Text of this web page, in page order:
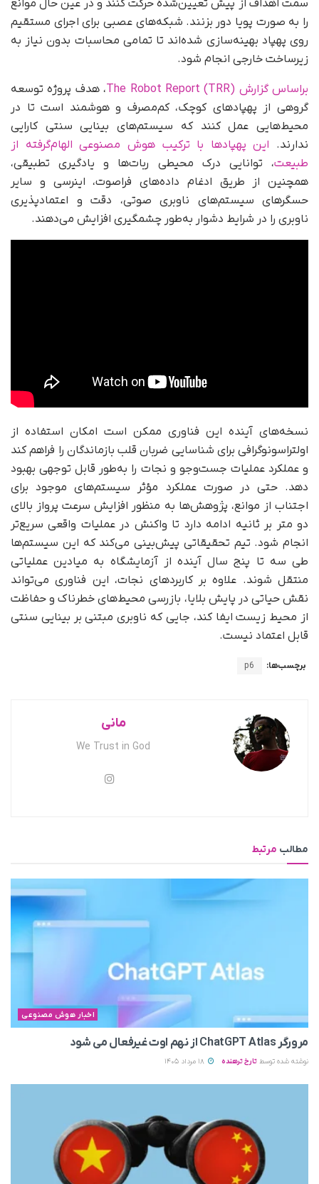
سمت اهداف از پیش تعیین‌شده حرکت کنند و در عین حال موانع
را به‌ صورت پویا دور بزنند. شبکه‌های عصبی برای اجرای مستقیم
روی پهپاد بهینه‌سازی شده‌اند تا تمامی محاسبات بدون نیاز به
زیرساخت خارجی انجام شود.
براساس گزارش The Robot Report (TRR)
، هدف پروژه توسعه
گروهی از پهپادهای کوچک، کم‌مصرف و هوشمند است تا در
محیط‌هایی عمل کنند که سیستم‌های بینایی سنتی کارایی
ندارند. این پهپادها با ترکیب هوش مصنوعی الهام‌گرفته از
طبیعت، توانایی درک محیطی ربات‌ها و یادگیری تطبیقی،
همچنین از طریق ادغام داده‌های فراصوت، اینرسی و سایر
حسگرهای سیستم‌های ناوبری صوتی، دقت و اعتمادپذیری
ناوبری را در شرایط دشوار به‌طور چشمگیری افزایش می‌دهند.
نسخه‌های آینده این فناوری ممکن است امکان استفاده از
اولتراسونوگرافی برای شناسایی ضربان قلب بازماندگان را فراهم کند
و عملکرد عملیات جست‌وجو و نجات را به‌طور قابل توجهی بهبود
دهد. حتی در صورت عملکرد مؤثر سیستم‌های موجود برای
اجتناب از موانع، پژوهش‌ها به منظور افزایش سرعت پرواز بالای
دو متر بر ثانیه ادامه دارد تا واکنش در عملیات واقعی سریع‌تر
انجام شود. تیم تحقیقاتی پیش‌بینی می‌کند که این سیستم‌ها
طی سه تا پنج سال آینده از آزمایشگاه به میادین عملیاتی
منتقل شوند. علاوه بر کاربردهای نجات، این فناوری می‌تواند
نقش حیاتی در پایش بلایا، بازرسی محیط‌های خطرناک و حفاظت
از محیط زیست ایفا کند، جایی که ناوبری مبتنی بر بینایی سنتی
قابل اعتماد نیست.
برچسب‌ها: p6
مانی
We Trust in God
مطالب مرتبط
اخبار هوش مصنوعی
مرورگر ChatGPT Atlas از نهم اوت غیرفعال می‌ شود
نوشته شده توسط تارخ ترهنده